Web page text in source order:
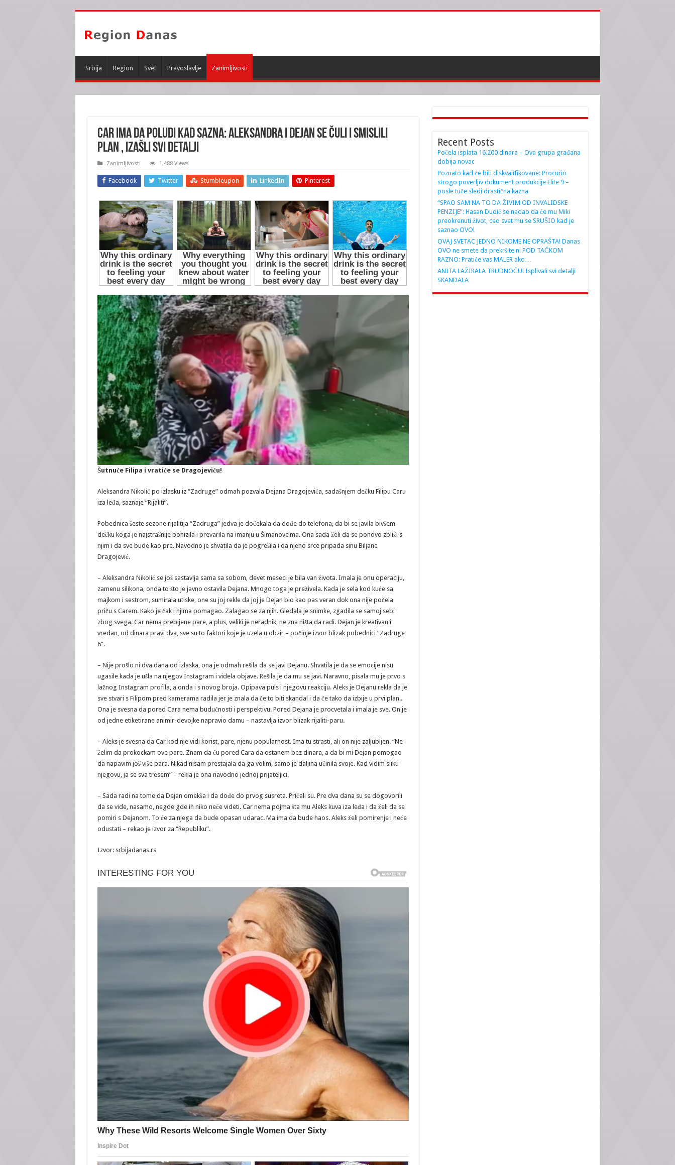
Srbija Region Svet Pravoslavlje Zanimljivosti
CAR IMA DA POLUDI KAD SAZNA: Aleksandra i Dejan se ČULI i smislili
PLAN , izašli svi DETALJI
Zanimljivosti 1,488 Views
Facebook Twitter Stumbleupon LinkedIn Pinterest
Šutnuće Filipa i vratiće se Dragojeviću!
Aleksandra Nikolić po izlasku iz “Zadruge” odmah pozvala Dejana Dragojevića, sadašnjem dečku Filipu Caru
iza leđa, saznaje “Rijaliti”.
Pobednica šeste sezone rijalitija “Zadruga” jedva je dočekala da dođe do telefona, da bi se javila bivšem
dečku koga je najstrašnije ponizila i prevarila na imanju u Šimanovcima. Ona sada želi da se ponovo zbliži s
njim i da sve bude kao pre. Navodno je shvatila da je pogrešila i da njeno srce pripada sinu Biljane
Dragojević.
– Aleksandra Nikolić se još sastavlja sama sa sobom, devet meseci je bila van života. Imala je onu operaciju,
zamenu silikona, onda to što je javno ostavila Dejana. Mnogo toga je preživela. Kada je sela kod kuće sa
majkom i sestrom, sumirala utiske, one su joj rekle da joj je Dejan bio kao pas veran dok ona nije počela
priču s Carem. Kako je čak i njima pomagao. Zalagao se za njih. Gledala je snimke, zgadila se samoj sebi
zbog svega. Car nema prebijene pare, a plus, veliki je neradnik, ne zna ništa da radi. Dejan je kreativan i
vredan, od dinara pravi dva, sve su to faktori koje je uzela u obzir – počinje izvor blizak pobednici “Zadruge
6”.
– Nije prošlo ni dva dana od izlaska, ona je odmah rešila da se javi Dejanu. Shvatila je da se emocije nisu
ugasile kada je ušla na njegov Instagram i videla objave. Rešila je da mu se javi. Naravno, pisala mu je prvo s
lažnog Instagram profila, a onda i s novog broja. Opipava puls i njegovu reakciju. Aleks je Dejanu rekla da je
sve stvari s Filipom pred kamerama radila jer je znala da će to biti skandal i da će tako da izbije u prvi plan..
Ona je svesna da pored Cara nema budućnosti i perspektivu. Pored Dejana je procvetala i imala je sve. On je
od jedne etiketirane animir-devojke napravio damu – nastavlja izvor blizak rijaliti-paru.
– Aleks je svesna da Car kod nje vidi korist, pare, njenu popularnost. Ima tu strasti, ali on nije zaljubljen. “Ne
želim da prokockam ove pare. Znam da ću pored Cara da ostanem bez dinara, a da bi mi Dejan pomogao
da napavim još više para. Nikad nisam prestajala da ga volim, samo je daljina učinila svoje. Kad vidim sliku
njegovu, ja se sva tresem” – rekla je ona navodno jednoj prijateljici.
– Sada radi na tome da Dejan omekša i da dođe do prvog susreta. Pričali su. Pre dva dana su se dogovorili
da se vide, nasamo, negde gde ih niko neće videti. Car nema pojma šta mu Aleks kuva iza leđa i da želi da se
pomiri s Dejanom. To će za njega da bude opasan udarac. Ma ima da bude haos. Aleks želi pomirenje i neće
odustati – rekao je izvor za “Republiku”.
Izvor: srbijadanas.rs
Recent Posts
Počela isplata 16.200 dinara – Ova grupa građana
dobija novac
Poznato kad će biti diskvalifikovane: Procurio
strogo poverljiv dokument produkcije Elite 9 –
posle tuče sledi drastična kazna
“SPAO SAM NA TO DA ŽIVIM OD INVALIDSKE
PENZIJE”: Hasan Dudić se nadao da će mu Miki
preokrenuti život, ceo svet mu se SRUŠIO kad je
saznao OVO!
OVAJ SVETAC JEDNO NIKOME NE OPRAŠTA! Danas
OVO ne smete da prekršite ni POD TAČKOM
RAZNO: Pratiće vas MALER ako…
ANITA LAŽIRALA TRUDNOĆU! Isplivali svi detalji
SKANDALA